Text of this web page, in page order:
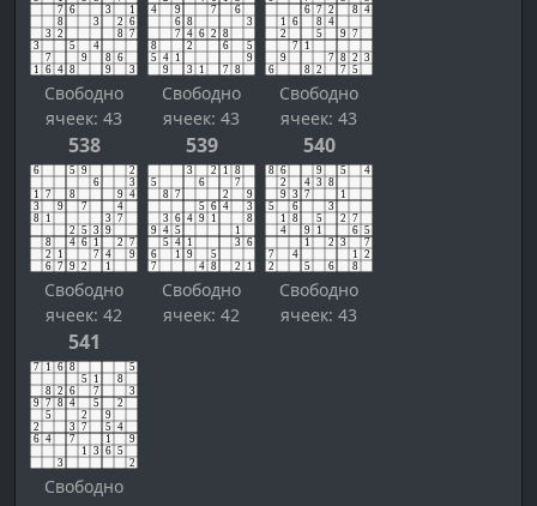
Свободно
ячеек: 43
Свободно
ячеек: 43
Свободно
ячеек: 43
538
Свободно
ячеек: 42
539
Свободно
ячеек: 42
540
Свободно
ячеек: 43
541
Свободно